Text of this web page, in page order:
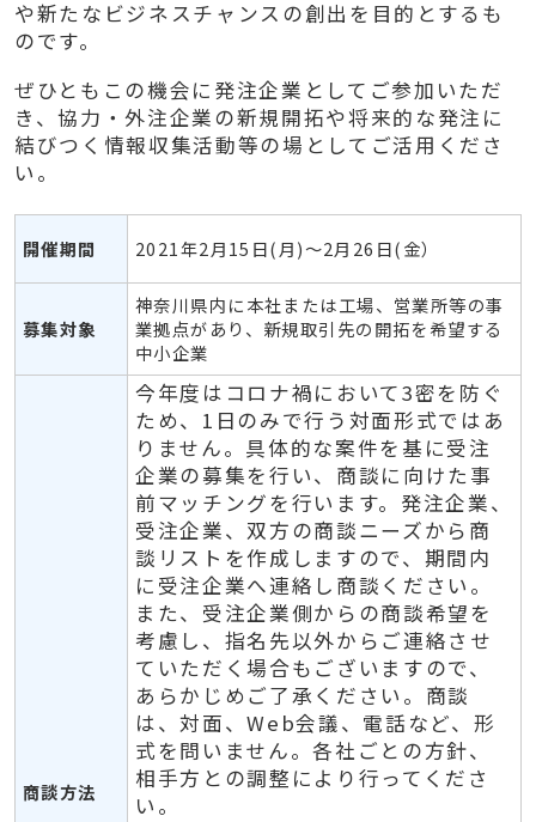
や新たなビジネスチャンスの創出を目的とするも
のです。
ぜひともこの機会に発注企業としてご参加いただ
き、協力・外注企業の新規開拓や将来的な発注に
結びつく情報収集活動等の場としてご活用くださ
い。
開催期間 2021年2月15日(月)～2月26日(金）
募集対象
神奈川県内に本社または工場、営業所等の事
業拠点があり、新規取引先の開拓を希望する
中小企業
商談方法
今年度はコロナ禍において3密を防ぐ
ため、1日のみで行う対面形式ではあ
りません。具体的な案件を基に受注
企業の募集を行い、商談に向けた事
前マッチングを行います。発注企業、
受注企業、双方の商談ニーズから商
談リストを作成しますので、期間内
に受注企業へ連絡し商談ください。
また、受注企業側からの商談希望を
考慮し、指名先以外からご連絡させ
ていただく場合もございますので、
あらかじめご了承ください。商談
は、対面、Web会議、電話など、形
式を問いません。各社ごとの方針、
相手方との調整により行ってくださ
い。